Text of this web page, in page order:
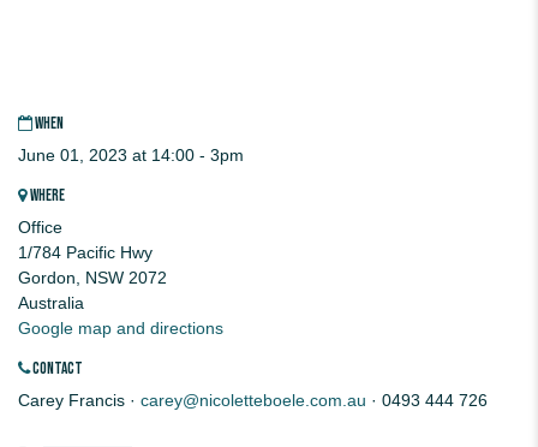
WHEN
June 01, 2023 at 14:00 - 3pm
WHERE
Office
1/784 Pacific Hwy
Gordon, NSW 2072
Australia
Google map and directions
CONTACT
Carey Francis · carey@nicoletteboele.com.au · 0493 444 726